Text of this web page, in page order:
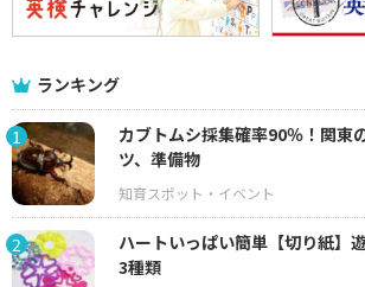
ランキング
1
カブトムシ採集確率90％！関東
ツ、準備物
2
ハートいっぱい簡単【切り紙】
3種類